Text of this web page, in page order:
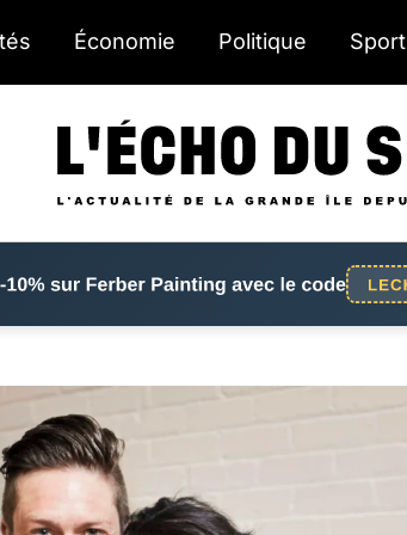
Économie Politique Sport